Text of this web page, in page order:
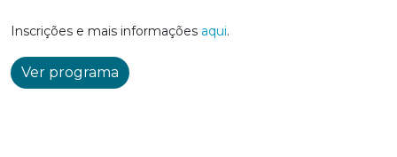
Inscrições e mais informações aqui.
Ver programa